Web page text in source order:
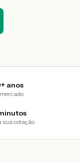
anos
sua cotação